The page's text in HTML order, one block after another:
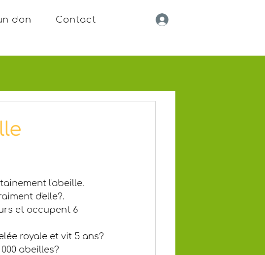
don Contact
l'abeille.
d'elle?.
et occupent 6
royale et vit 5 ans?
abeilles?